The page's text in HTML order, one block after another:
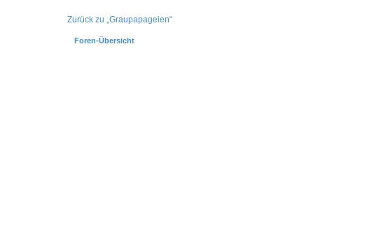
Zurück zu „Graupapageien“
Foren-Übersicht